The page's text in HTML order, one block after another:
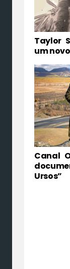
Taylor
um
Canal
Ursos”